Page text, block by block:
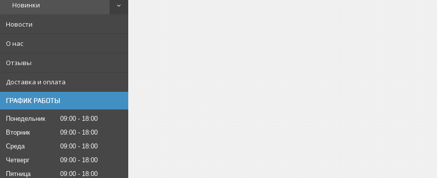
Новинки
Новости
О нас
Отзывы
Доставка и оплата
ГРАФИК РАБОТЫ
Понедельник 09:00
18:00
Вторник
09:00
18:00
Среда
09:00
18:00
Четверг
09:00
18:00
Пятница
09:00
18:00